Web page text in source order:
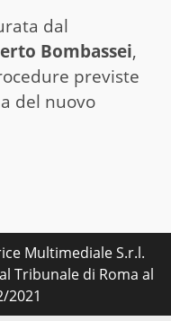
dal
Bombassei,
previste
del nuovo
Multimediale S.r.l.
Tribunale di Roma al
2021